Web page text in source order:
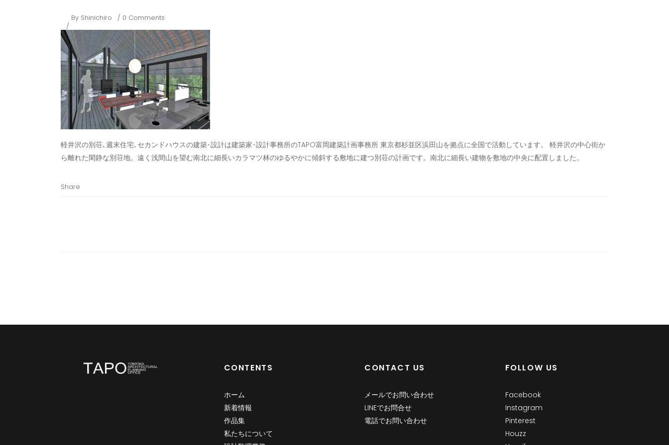
By Shinichiro 0 Comments
軽井沢の別荘､週末住宅､セカンドハウスの建築･設計は建築家･設計事務所のTAPO富岡建築計画事務所 東京都杉並区浜田山を拠点に全国で活動しています。 軽井沢の中心街か
ら離れた閑静な別荘地。遠く浅間山を望む南北に細長いカラマツ林のゆるやかに傾斜する敷地に建つ別荘の計画です。南北に細長い建物を敷地の中央に配置しました。
Share
CONTENTS
ホーム
新着情報
作品集
私たちについて
CONTACT US
メールでお問い合わせ
LINEでお問合せ
電話でお問い合わせ
FOLLOW US
Facebook
Instagram
Pinterest
Houzz